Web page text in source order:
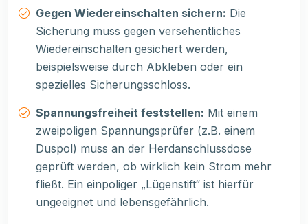
Gegen Wiedereinschalten sichern: Die
Sicherung muss gegen versehentliches
Wiedereinschalten gesichert werden,
beispielsweise durch Abkleben oder ein
spezielles Sicherungsschloss.
Spannungsfreiheit feststellen: Mit einem
zweipoligen Spannungsprüfer (z.B. einem
Duspol) muss an der Herdanschlussdose
geprüft werden, ob wirklich kein Strom mehr
fließt. Ein einpoliger „Lügenstift“ ist hierfür
ungeeignet und lebensgefährlich.